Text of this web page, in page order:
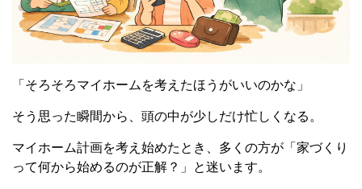
「そろそろマイホームを考えたほうがいいのかな」
そう思った瞬間から、頭の中が少しだけ忙しくなる。
マイホーム計画を考え始めたとき、多くの方が「家づくり
って何から始めるのが正解？」と迷います。